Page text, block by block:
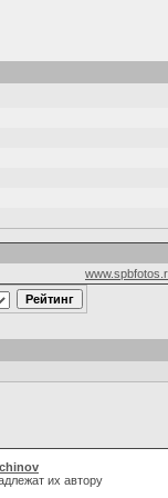
их автору